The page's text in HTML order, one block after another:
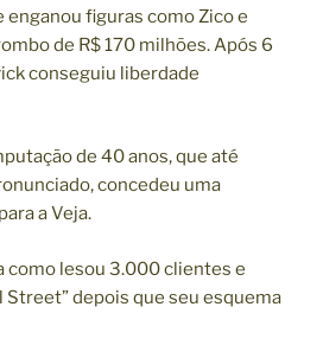
enganou figuras como Zico e
de R$ 170 milhões. Após 6
conseguiu liberdade
de 40 anos, que até
concedeu uma
a Veja.
como lesou 3.000 clientes e
Street” depois que seu esquema